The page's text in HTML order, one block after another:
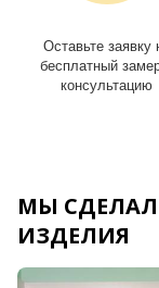
Оставьте заявку
бесплатный
консультацию
МЫ
ИЗДЕЛИЯ